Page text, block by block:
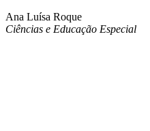
Ana Luísa Roque
Ciências e Educação Especial